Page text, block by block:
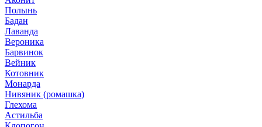
Полынь
Бадан
Лаванда
Вероника
Барвинок
Вейник
Котовник
Монарда
Нивяник (ромашка)
Глехома
Астильба